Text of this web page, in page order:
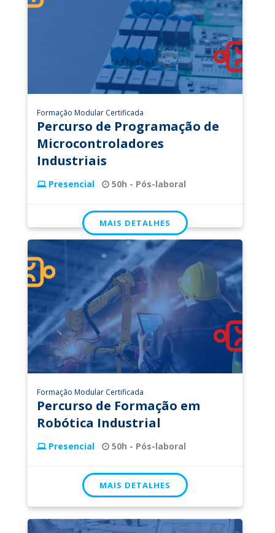
Formação Modular Certificada
Percurso de Programação de
Microcontroladores
Industriais
Presencial 50h - Pós-laboral
MAIS DETALHES
Formação Modular Certificada
Percurso de Formação em
Robótica Industrial
Presencial 50h - Pós-laboral
MAIS DETALHES